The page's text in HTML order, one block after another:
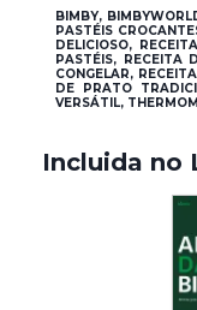
BIMBY,
PASTÉIS
DELICIOSO,
PASTÉIS, RECEITA
CONGELAR,
DE PRATO
VERSÁTIL,
Incluida no